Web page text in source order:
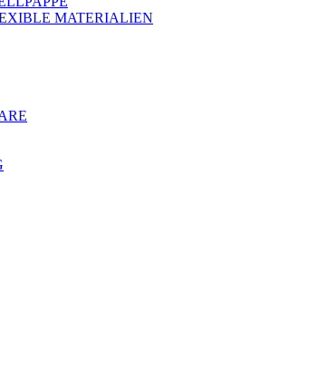
MATERIALIEN